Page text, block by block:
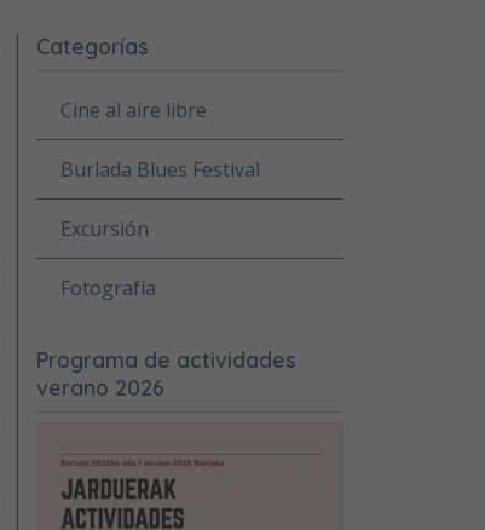
Categorías
Cine al aire libre
Burlada Blues Festival
Excursión
Fotografía
Programa de actividades
verano 2026